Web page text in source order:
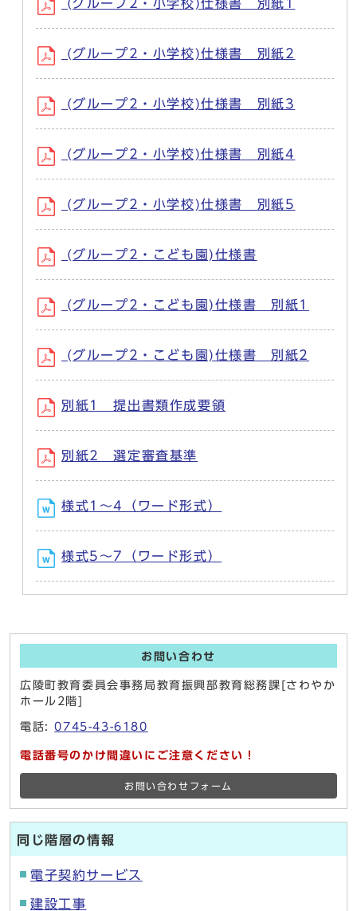
(グループ2・小学校)仕様書 別紙1
(グループ2・小学校)仕様書 別紙2
(グループ2・小学校)仕様書 別紙3
(グループ2・小学校)仕様書 別紙4
(グループ2・小学校)仕様書 別紙5
(グループ2・こども園)仕様書
(グループ2・こども園)仕様書 別紙1
(グループ2・こども園)仕様書 別紙2
別紙1 提出書類作成要領
別紙2 選定審査基準
様式1～4（ワード形式）
様式5～7（ワード形式）
お問い合わせ
広陵町教育委員会事務局教育振興部教育総務課[さわやか
ホール2階]
電話:0745-43-6180
電話番号のかけ間違いにご注意ください！
お問い合わせフォーム
同じ階層の情報
電子契約サービス
建設工事